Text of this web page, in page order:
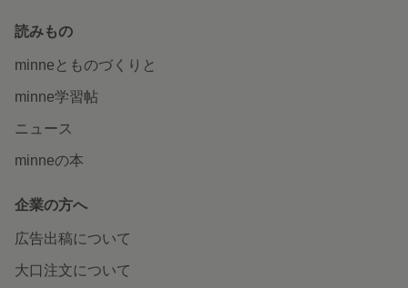
読みもの
minneとものづくりと
minne学習帖
ニュース
minneの本
企業の方へ
広告出稿について
大口注文について